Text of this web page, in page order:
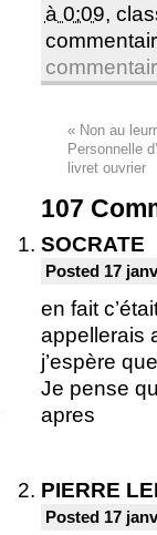
à 0:09,
«Non au
Personnelle
livret ouvrier
107
SOCRATE
Posted 17
en fait
appellerais
j’espère
Je pense
apres
PIERRE
Posted 17